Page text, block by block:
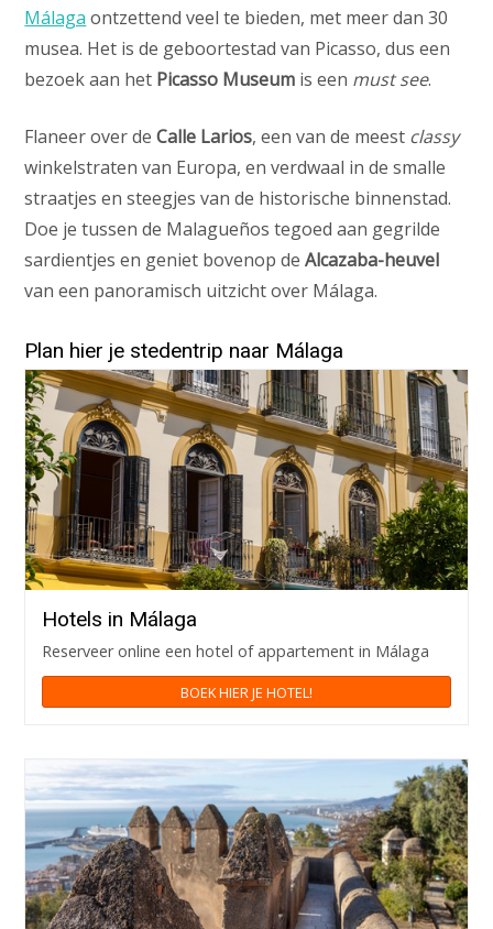
Málaga ontzettend veel te bieden, met meer dan 30
musea. Het is de geboortestad van Picasso, dus een
bezoek aan het Picasso Museum is een must see.
Flaneer over deCalle Larios, een van de meest classy
winkelstraten van Europa, en verdwaal in de smalle
straatjes en steegjes van de historische binnenstad.
Doe je tussen de Malagueños tegoed aan gegrilde
sardientjes en geniet bovenop deAlcazaba-heuvel
van een panoramisch uitzicht over Málaga.
Plan hier je stedentrip naar Málaga
Hotels in Málaga
Reserveer online een hotel of appartement in Málaga
BOEK HIER JE HOTEL!